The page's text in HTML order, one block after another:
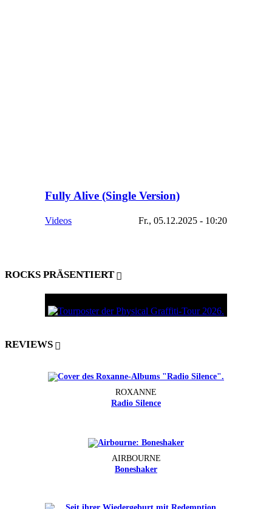
Fully Alive (Single Version)
Videos Fr., 05.12.2025 - 10:20
ROCKS PRÄSENTIERT
REVIEWS
ROXANNE
Radio Silence
AIRBOURNE
Boneshaker